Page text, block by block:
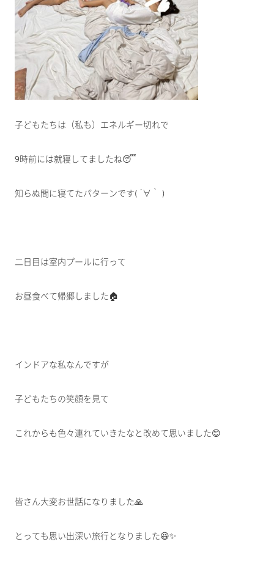
子どもたちは（私も）エネルギー切れで
9時前には就寝してましたね😴
知らぬ間に寝てたパターンです( ´∀｀ )
二日目は室内プールに行って
お昼食べて帰郷しました🏠
インドアな私なんですが
子どもたちの笑顔を見て
これからも色々連れていきたなと改めて思いました😊
皆さん大変お世話になりました🙏
とっても思い出深い旅行となりました😆✨